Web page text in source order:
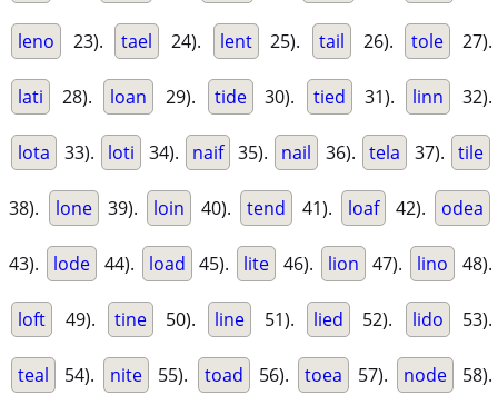
leno 23). tael 24). lent 25). tail 26). tole 27).
lati 28). loan 29). tide 30). tied 31). linn 32).
lota 33). loti 34). naif 35). nail 36). tela 37). tile
38). lone 39). loin 40). tend 41). loaf 42). odea
43). lode 44). load 45). lite 46). lion 47). lino 48).
loft 49). tine 50). line 51). lied 52). lido 53).
teal 54). nite 55). toad 56). toea 57). node 58).